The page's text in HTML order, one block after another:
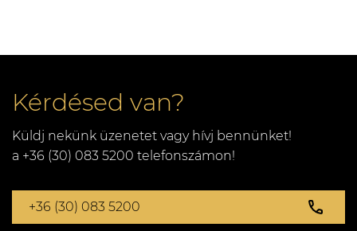
Kérdésed van?
Küldj nekünk üzenetet vagy hívj bennünket!
a +36 (30) 083 5200 telefonszámon!
+36 (30) 083 5200